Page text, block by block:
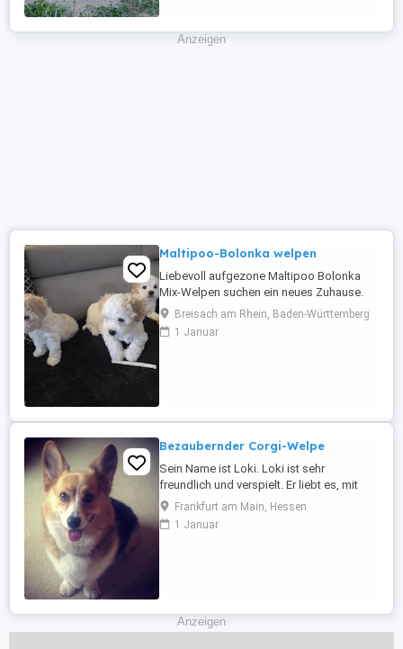
menschenbezogen ...
Anzeigen
Maltipoo-Bolonka welpen
Liebevoll aufgezone Maltipoo Bolonka
Mix-Welpen suchen ein neues Zuhause.
Unsere drei bezaubernden Welpen (2
Jungen und 1 Mädchen) wurden am
19.06.2026 geboren und wachsen
Breisach am Rhein, Baden-Württemberg
1 Januar
Bezaubernder Corgi-Welpe
Sein Name ist Loki. Loki ist sehr
freundlich und verspielt. Er liebt es, mit
anderen Tieren und Kindern zu spielen.
Loki sucht dringend ein neues, liebevolles
Zuhause. Er ist sehr anhänglich und liebt
Frankfurt am Main, Hessen
1 Januar
Anzeigen